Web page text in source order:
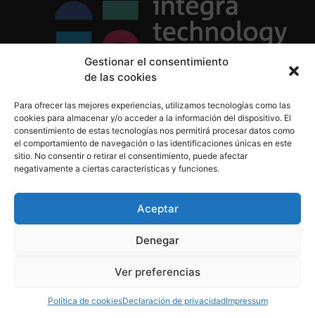
Gestionar el consentimiento
de las cookies
Para ofrecer las mejores experiencias, utilizamos tecnologías como las
cookies para almacenar y/o acceder a la información del dispositivo. El
consentimiento de estas tecnologías nos permitirá procesar datos como
el comportamiento de navegación o las identificaciones únicas en este
sitio. No consentir o retirar el consentimiento, puede afectar
negativamente a ciertas características y funciones.
Aceptar
Denegar
Ver preferencias
Política de cookiesDeclaración de privacidadImpressum
Política de Cookies
Aviso Legal
910 607 564
derechos reservados